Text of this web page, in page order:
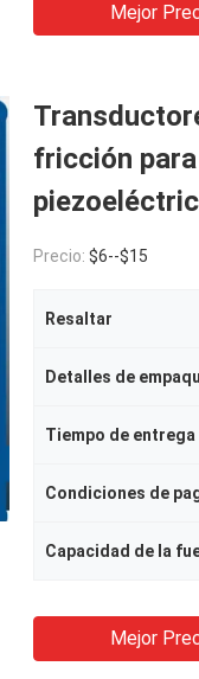
Mejor
fricción
Precio: $6--$15
Resaltar
Detalles de
Tiempo de entrega
Condiciones de
Capacidad de la
Mejor